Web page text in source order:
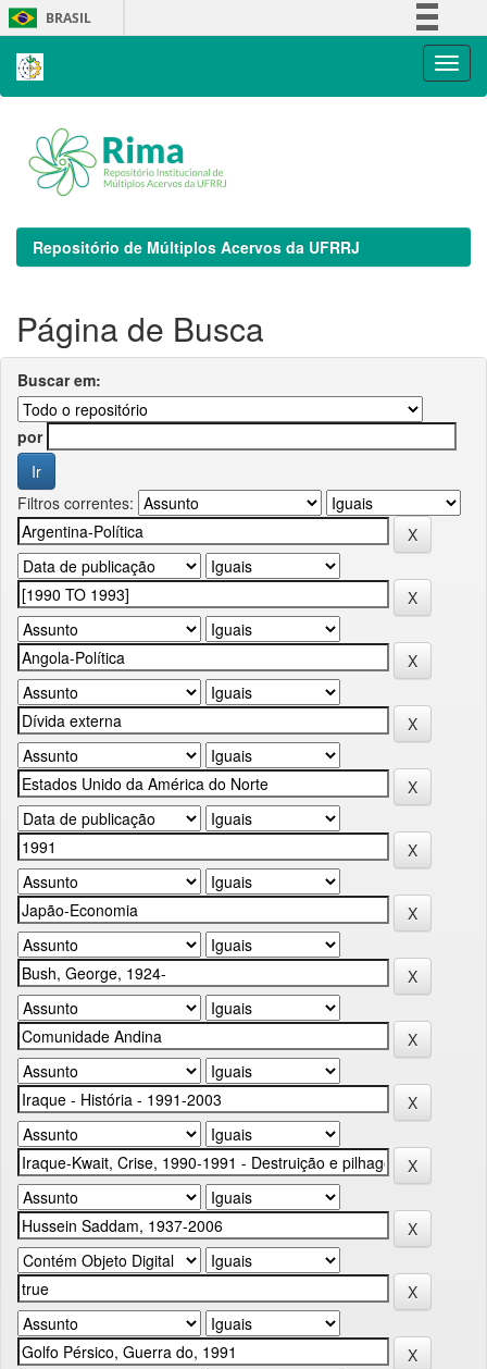
Skip
navigation
BRASIL
Repositório de Múltiplos Acervos da UFRRJ
Página de Busca
Buscar em:
por
Filtros correntes: